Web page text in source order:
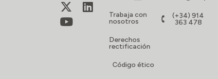
SUSCRÍBETE
SUSCRIBIRME